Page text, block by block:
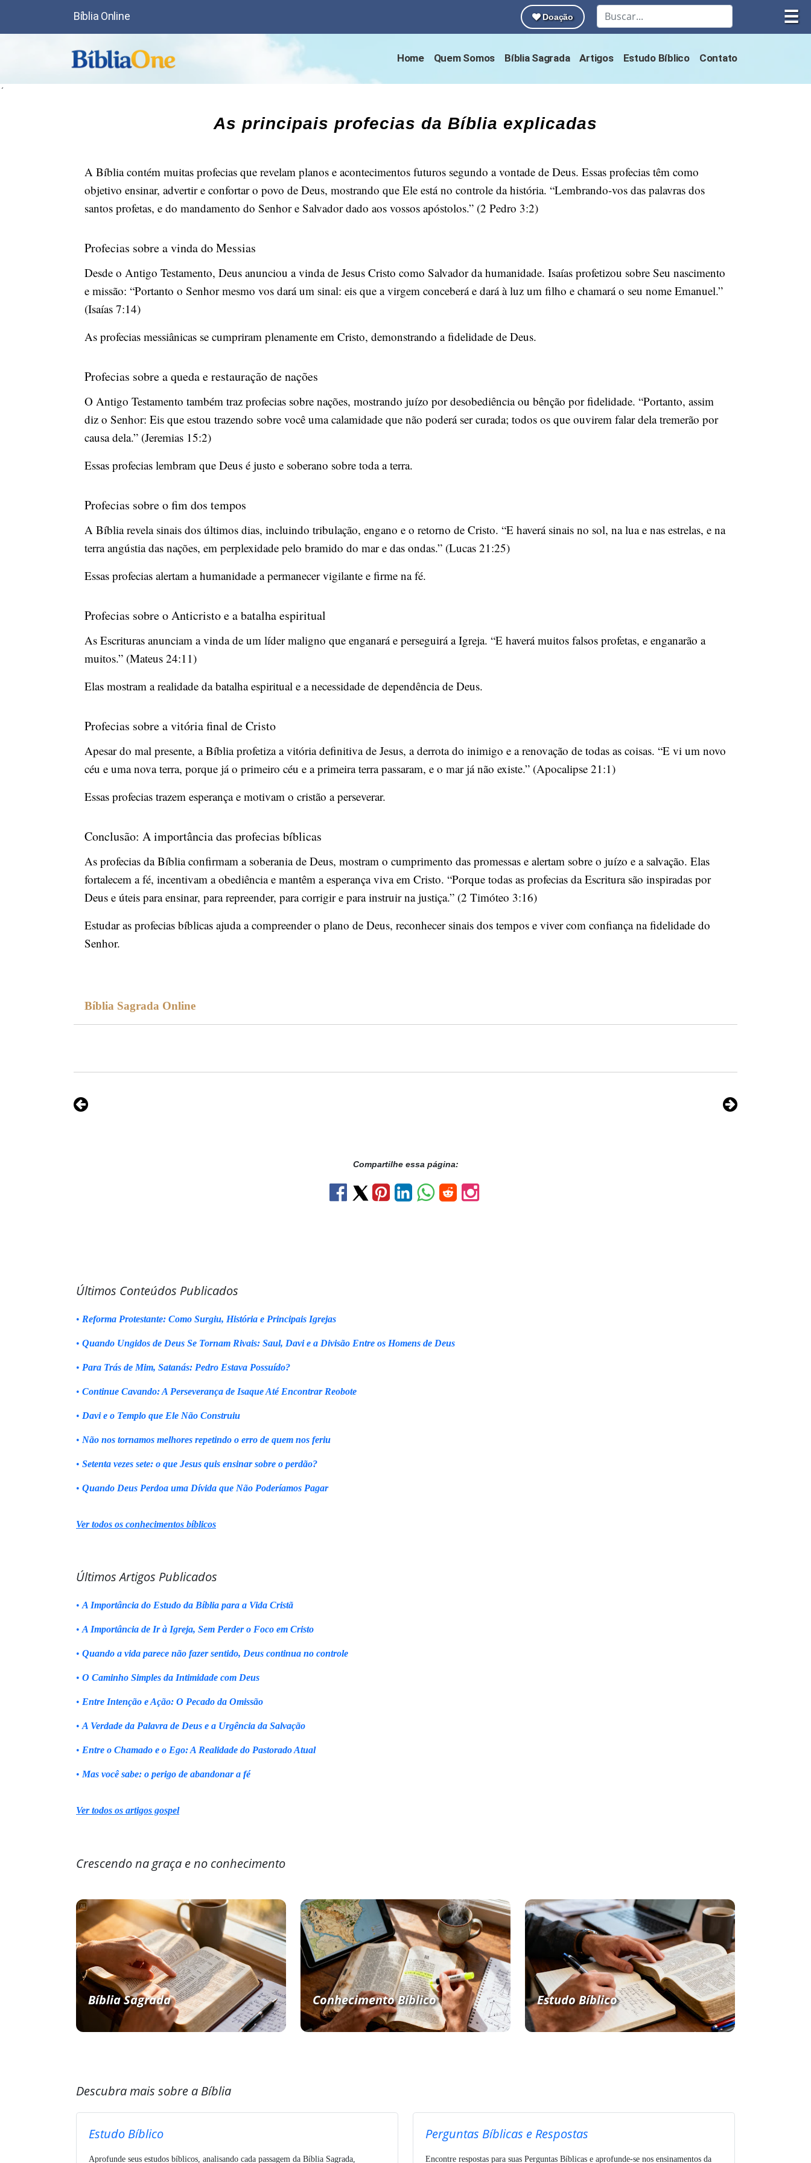
☰
Bíblia Online Doação
Home Quem Somos Bíblia Sagrada Artigos Estudo Bíblico Contato
´
As principais profecias da Bíblia explicadas
A Bíblia contém muitas profecias que revelam planos e acontecimentos futuros segundo a vontade de Deus. Essas profecias têm como
objetivo ensinar, advertir e confortar o povo de Deus, mostrando que Ele está no controle da história. “Lembrando-vos das palavras dos
santos profetas, e do mandamento do Senhor e Salvador dado aos vossos apóstolos.” (2 Pedro 3:2)
Profecias sobre a vinda do Messias
Desde o Antigo Testamento, Deus anunciou a vinda de Jesus Cristo como Salvador da humanidade. Isaías profetizou sobre Seu nascimento
e missão: “Portanto o Senhor mesmo vos dará um sinal: eis que a virgem conceberá e dará à luz um filho e chamará o seu nome Emanuel.”
(Isaías 7:14)
As profecias messiânicas se cumpriram plenamente em Cristo, demonstrando a fidelidade de Deus.
Profecias sobre a queda e restauração de nações
O Antigo Testamento também traz profecias sobre nações, mostrando juízo por desobediência ou bênção por fidelidade. “Portanto, assim
diz o Senhor: Eis que estou trazendo sobre você uma calamidade que não poderá ser curada; todos os que ouvirem falar dela tremerão por
causa dela.” (Jeremias 15:2)
Essas profecias lembram que Deus é justo e soberano sobre toda a terra.
Profecias sobre o fim dos tempos
A Bíblia revela sinais dos últimos dias, incluindo tribulação, engano e o retorno de Cristo. “E haverá sinais no sol, na lua e nas estrelas, e na
terra angústia das nações, em perplexidade pelo bramido do mar e das ondas.” (Lucas 21:25)
Essas profecias alertam a humanidade a permanecer vigilante e firme na fé.
Profecias sobre o Anticristo e a batalha espiritual
As Escrituras anunciam a vinda de um líder maligno que enganará e perseguirá a Igreja. “E haverá muitos falsos profetas, e enganarão a
muitos.” (Mateus 24:11)
Elas mostram a realidade da batalha espiritual e a necessidade de dependência de Deus.
Profecias sobre a vitória final de Cristo
Apesar do mal presente, a Bíblia profetiza a vitória definitiva de Jesus, a derrota do inimigo e a renovação de todas as coisas. “E vi um novo
céu e uma nova terra, porque já o primeiro céu e a primeira terra passaram, e o mar já não existe.” (Apocalipse 21:1)
Essas profecias trazem esperança e motivam o cristão a perseverar.
Conclusão: A importância das profecias bíblicas
As profecias da Bíblia confirmam a soberania de Deus, mostram o cumprimento das promessas e alertam sobre o juízo e a salvação. Elas
fortalecem a fé, incentivam a obediência e mantêm a esperança viva em Cristo. “Porque todas as profecias da Escritura são inspiradas por
Deus e úteis para ensinar, para repreender, para corrigir e para instruir na justiça.” (2 Timóteo 3:16)
Estudar as profecias bíblicas ajuda a compreender o plano de Deus, reconhecer sinais dos tempos e viver com confiança na fidelidade do
Senhor.
Bíblia Sagrada Online
Compartilhe essa página:
Últimos Conteúdos Publicados
• Reforma Protestante: Como Surgiu, História e Principais Igrejas
• Quando Ungidos de Deus Se Tornam Rivais: Saul, Davi e a Divisão Entre os Homens de Deus
• Para Trás de Mim, Satanás: Pedro Estava Possuído?
• Continue Cavando: A Perseverança de Isaque Até Encontrar Reobote
• Davi e o Templo que Ele Não Construiu
• Não nos tornamos melhores repetindo o erro de quem nos feriu
• Setenta vezes sete: o que Jesus quis ensinar sobre o perdão?
• Quando Deus Perdoa uma Dívida que Não Poderíamos Pagar
Ver todos os conhecimentos bíblicos
Últimos Artigos Publicados
• A Importância do Estudo da Bíblia para a Vida Cristã
• A Importância de Ir à Igreja, Sem Perder o Foco em Cristo
• Quando a vida parece não fazer sentido, Deus continua no controle
• O Caminho Simples da Intimidade com Deus
• Entre Intenção e Ação: O Pecado da Omissão
• A Verdade da Palavra de Deus e a Urgência da Salvação
• Entre o Chamado e o Ego: A Realidade do Pastorado Atual
• Mas você sabe: o perigo de abandonar a fé
Ver todos os artigos gospel
Crescendo na graça e no conhecimento
Bíblia Sagrada Conhecimento Bíblico Estudo Bíblico
Descubra mais sobre a Bíblia
Estudo Bíblico
Aprofunde seus estudos bíblicos, analisando cada passagem da Bíblia Sagrada,
Perguntas Bíblicas e Respostas
Encontre respostas para suas Perguntas Bíblicas e aprofunde-se nos ensinamentos da